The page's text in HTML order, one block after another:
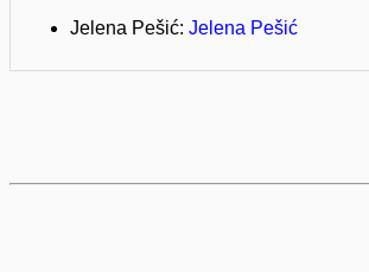
Jelena Pešić: Jelena Pešić